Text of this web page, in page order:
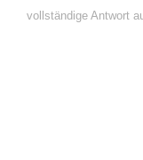
vollständige Antwort